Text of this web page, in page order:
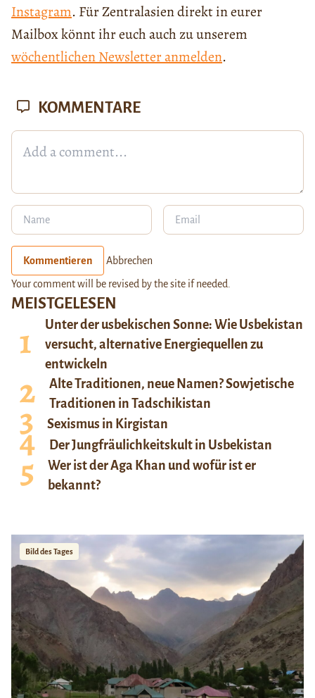
Instagram. Für Zentralasien direkt in eurer
Mailbox könnt ihr euch auch zu unserem
wöchentlichen Newsletter anmelden.
MEISTGELESEN
Unter der usbekischen Sonne: Wie Usbekistan
versucht, alternative Energiequellen zu
entwickeln
Alte Traditionen, neue Namen? Sowjetische
Traditionen in Tadschikistan
Sexismus in Kirgistan
Der Jungfräulichkeitskult in Usbekistan
Wer ist der Aga Khan und wofür ist er
bekannt?
Bild des Tages
KOMMENTARE
Kommentieren Abbrechen
Your comment will be revised by the site if needed.